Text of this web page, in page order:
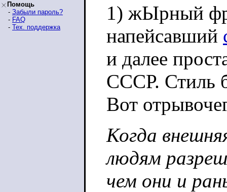
Помощь
- Забыли пароль?
- FAQ
- Тех. поддержка
1) жЫрный
напейсавший
и далее
СССР. Стиль
Вот
Когда
людям
чем они и